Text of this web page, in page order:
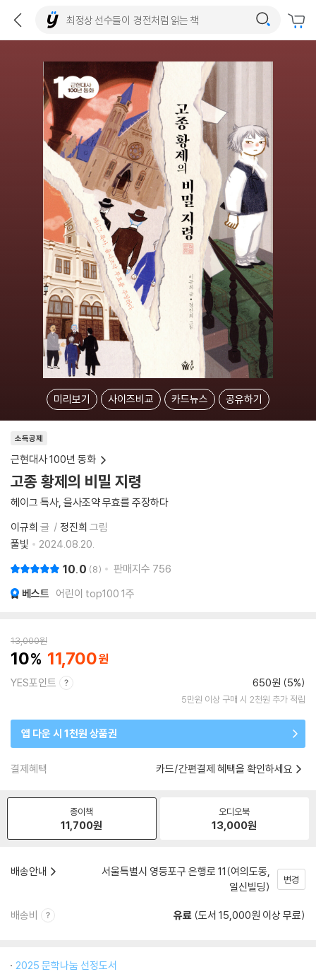
미리보기 사이즈비교 카드뉴스 공유하기
소득공제
근현대사 100년 동화
고종 황제의 비밀 지령
헤이그 특사, 을사조약 무효를 주장하다
이규희 글 정진희 그림
풀빛
2024.08.20.
10.0 8 판매지수 756
베스트 어린이 top100 1주
13,000원
10 11,700
YES포인트 650원 (5%)
5만원 이상 구매 시 2천원 추가 적립
앱 다운 시 1천원 상품권
결제혜택 카드/간편결제 혜택을 확인하세요
종이책
11,700원
오디오북
13,000원
배송안내
서울특별시 영등포구 은행로 11(여의도동,
일신빌딩)
변경
배송비 유료 (도서 15,000원 이상 무료)
2025 문학나눔 선정도서